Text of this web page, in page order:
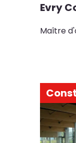
Evry
Maître